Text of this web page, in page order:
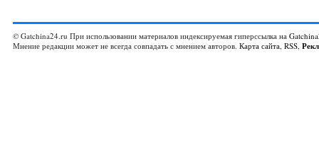
© Gatchina24.ru При использовании материалов индексируемая гиперссылка на
Мнение редакции может не всегда совпадать с мнением авторов. Карта сайта, RSS,